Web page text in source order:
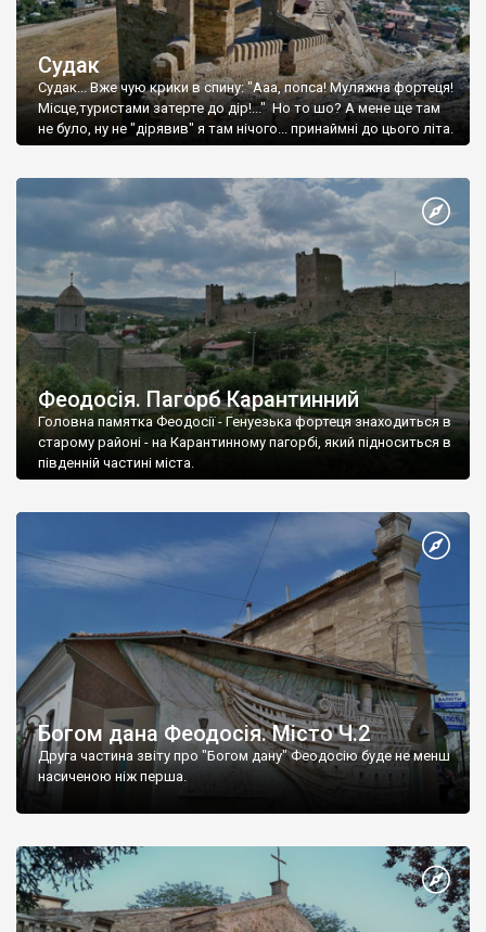
Судак
Судак... Вже чую крики в спину: "Ааа, попса! Муляжна фортеця!
Місце,туристами затерте до дір!..." Но то шо? А мене ще там
не було, ну не "дірявив" я там нічого... принаймні до цього літа.
Феодосія. Пагорб Карантинний
Головна памятка Феодосії - Генуезька фортеця знаходиться в
старому районі - на Карантинному пагорбі, який підноситься в
південній частині міста.
Богом дана Феодосія. Місто Ч.2
Друга частина звіту про "Богом дану" Феодосію буде не менш
насиченою ніж перша.